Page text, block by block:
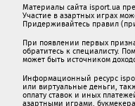
Материалы сайта isport.ua
Участие в азартных играх
Придерживайтесь правил
При появлении первых
обратитесь к специалисту.
может быть источником
Информационный ресурс
или виртуальные деньги,
oплaту ставок и иных
азартными игрaми,